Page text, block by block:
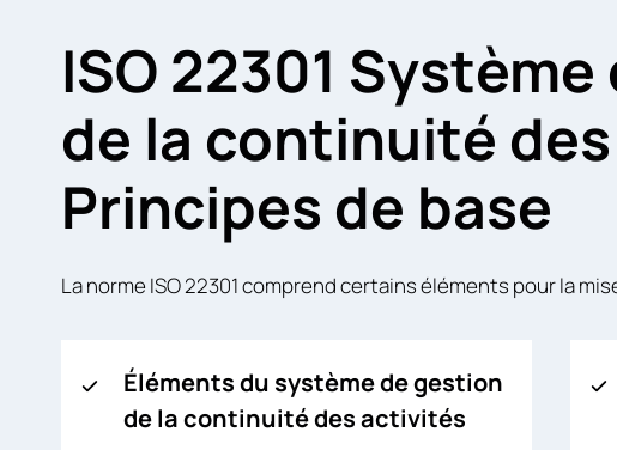
ISO 22301
de la continuité
Principes de base
La norme ISO 22301 comprend certains éléments pour la
Éléments du système de gestion
de la continuité des activités